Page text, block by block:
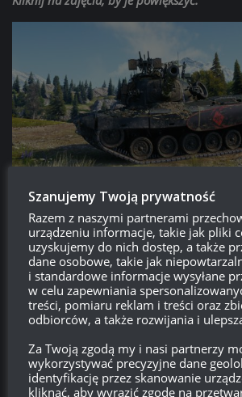
Opis stylu w języku angielskim:
From the diary of A. M.: „Today I did
luck to run into Kilmore’s unit at the very
needed additional fire support. I might not
but my assistance really came in handy. I
started nagging at me again, but this time, I
that had been in his words before. I just
I can handle a tank as well as a scalpel. I
on the battlefield, not just at the hospital.
Szanujemy Twoją prywatność
Razem z naszymi partnerami
urządzeniu informacje, takie jak pliki
uzyskujemy do nich dostęp, a także
dane osobowe, takie jak
i standardowe informacje wysyłane
w celu zapewniania
treści, pomiaru reklam i treści oraz
odbiorców, a także rozwijania i
Za Twoją zgodą my i nasi partnerzy
wykorzystywać precyzyjne dane
identyfikację przez skanowanie
kliknąć, aby wyrazić zgodę na